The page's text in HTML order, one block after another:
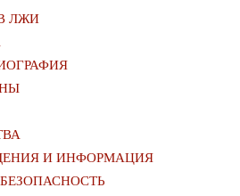
ЛЖИ
И ИНФОРМАЦИЯ